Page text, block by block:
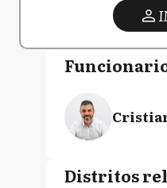
Distritos